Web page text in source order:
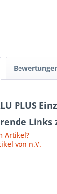
PLUS
Links
Artikel?
von n.V.